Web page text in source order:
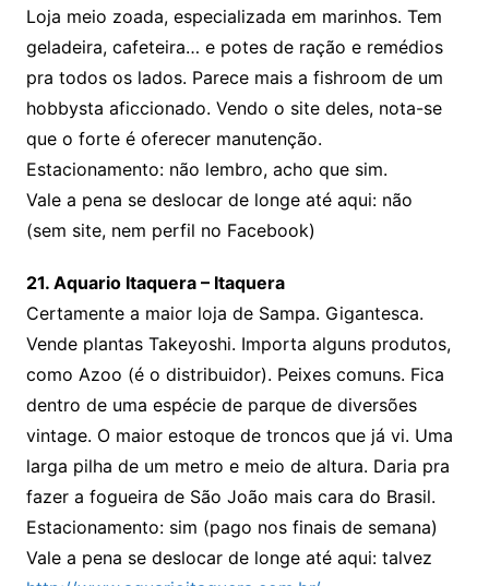
Loja meio zoada, especializada em marinhos. Tem
geladeira, cafeteira… e potes de ração e remédios
pra todos os lados. Parece mais a fishroom de um
hobbysta aficcionado. Vendo o site deles, nota-se
que o forte é oferecer manutenção.
Estacionamento: não lembro, acho que sim.
Vale a pena se deslocar de longe até aqui: não
(sem site, nem perfil no Facebook)
21. Aquario Itaquera – Itaquera
Certamente a maior loja de Sampa. Gigantesca.
Vende plantas Takeyoshi. Importa alguns produtos,
como Azoo (é o distribuidor). Peixes comuns. Fica
dentro de uma espécie de parque de diversões
vintage. O maior estoque de troncos que já vi. Uma
larga pilha de um metro e meio de altura. Daria pra
fazer a fogueira de São João mais cara do Brasil.
Estacionamento: sim (pago nos finais de semana)
Vale a pena se deslocar de longe até aqui: talvez